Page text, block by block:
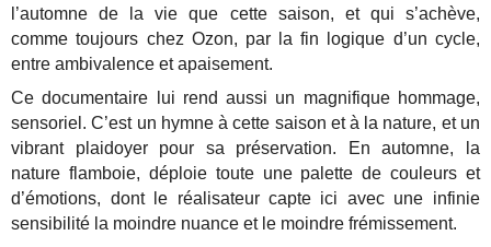
l’automne de la vie que cette saison, et qui s’achève,
comme toujours chez Ozon, par la fin logique d’un cycle,
entre ambivalence et apaisement.
Ce documentaire lui rend aussi un magnifique hommage,
sensoriel. C’est un hymne à cette saison et à la nature, et un
vibrant plaidoyer pour sa préservation. En automne, la
nature flamboie, déploie toute une palette de couleurs et
d’émotions, dont le réalisateur capte ici avec une infinie
sensibilité la moindre nuance et le moindre frémissement.